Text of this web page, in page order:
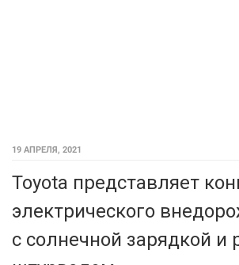
19 АПРЕЛЯ, 2021
Toyota представляет
электрического
с солнечной зарядкой и